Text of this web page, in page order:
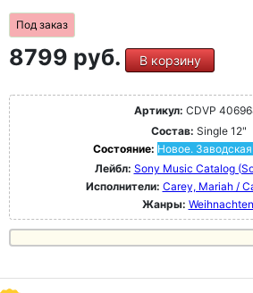
Под заказ
8799 руб. В корзину
Артикул: CDVP
Состав: Single 12"
Состояние: Новое.
Лейбл: Sony Music Catalog
Исполнители: Carey, Mariah /
Жанры: Weihnachten